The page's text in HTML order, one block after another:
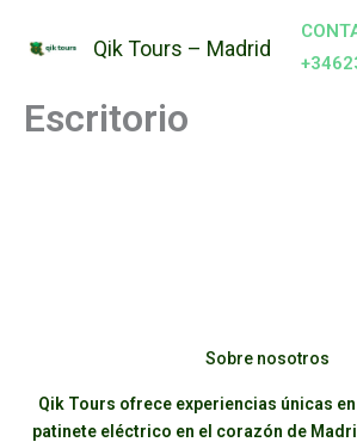
Qik Tours – Madrid
Escritorio
Sobre nosotros
Qik Tours ofrece experiencias únicas
patinete eléctrico en el corazón de